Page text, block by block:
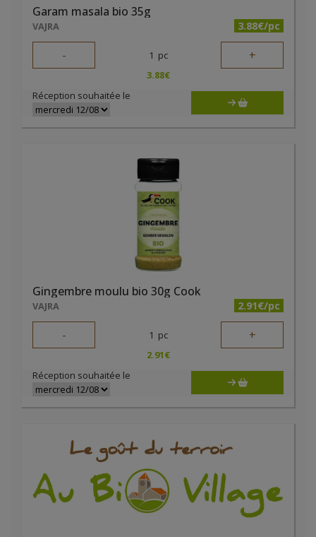
Garam masala bio 35g
VAJRA 3.88€/pc
- 1 pc +
3.88€
Réception souhaitée le
Gingembre moulu bio 30g Cook
VAJRA 2.91€/pc
- 1 pc +
2.91€
Réception souhaitée le